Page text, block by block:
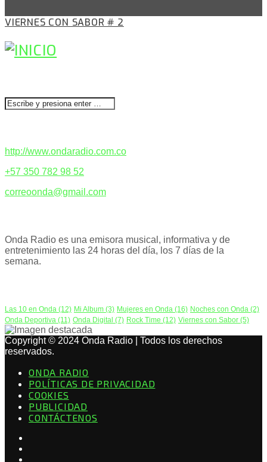
VIERNES CON SABOR # 2
http://www.ondaradio.com.co
+57 350 782 98 52
correoonda@gmail.com
Onda Radio es una emisora musical, informativa y de
entretenimiento las 24 horas del día, los 7 días de la
semana.
Las 10 en Onda (12) Mi Album (3) Mujeres en Onda (16) Noches con Onda (2)
Onda Deportiva (11) Onda Digital (7) Rock Time (12) Viernes con Sabor (5)
Copyright © 2024 Onda Radio | Todos los derechos
reservados.
ONDA RADIO
POLÍTICAS DE PRIVACIDAD
COOKIES
PUBLICIDAD
CONTÁCTENOS